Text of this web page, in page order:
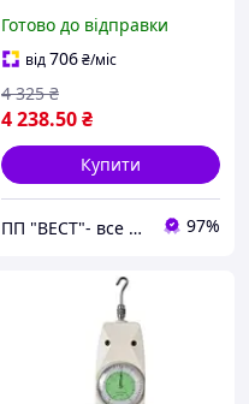
(SDF-200)
Готово до відправки
від706₴/міс
4 238.50₴
4 325 ₴
Купити
ПП "ВЕСТ"- все для зварки, спецодяг та взуття, пожежна безпека, покрівельні матеріали. 97%